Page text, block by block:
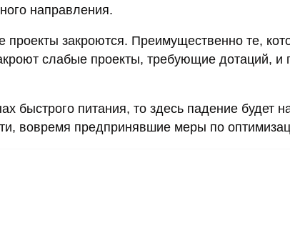
направления.
проекты закроются. Преимущественно те,
слабые проекты, требующие дотаций, и
быстрого питания, то здесь падение будет
вовремя предпринявшие меры по